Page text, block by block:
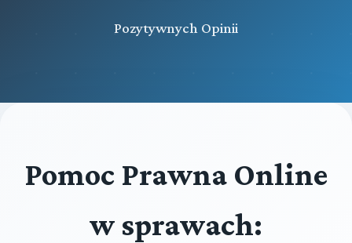
Pozytywnych Opinii
Pomoc Prawna Online
w sprawach: